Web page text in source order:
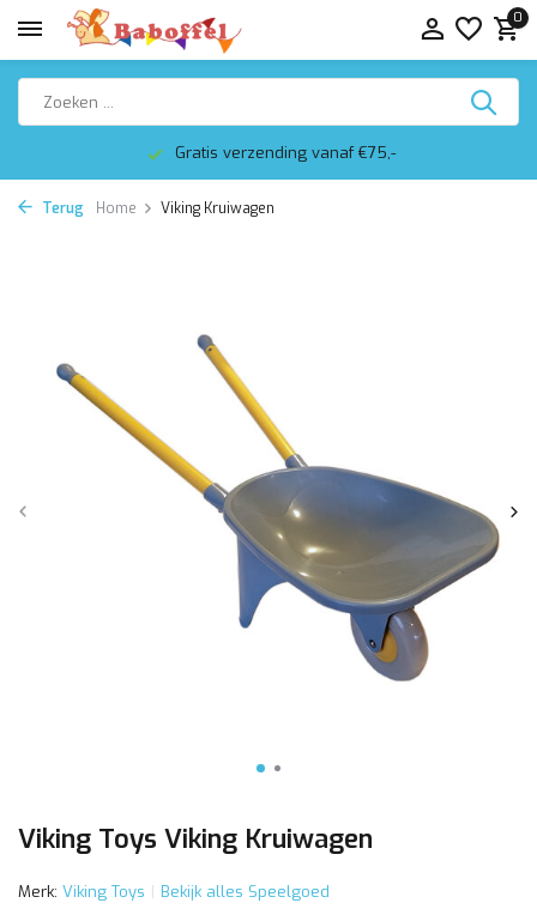
0
Gratis verzending vanaf €75,-
Terug Home Viking Kruiwagen
Viking Toys Viking Kruiwagen
Merk: Viking Toys Bekijk alles Speelgoed